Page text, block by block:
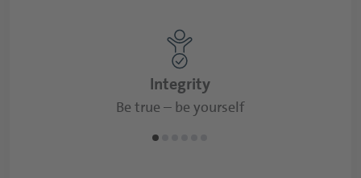
Integrity
Be true – be yourself
We create true value and bring ideas to life.